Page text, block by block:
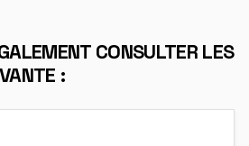
CONSULTER LES
: